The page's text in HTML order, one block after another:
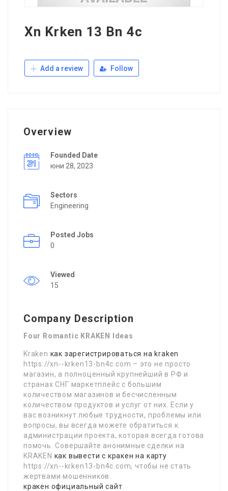
Xn Krken 13 Bn 4c
Add a review Follow
Overview
Founded Date
юни 28, 2023
Sectors
Engineering
Posted Jobs
0
Viewed
15
Company Description
Four Romantic KRAKEN Ideas
Kraken как зарегистрироваться на kraken
https://xn--krken13-bn4c.com – это не просто
магазин, а полноценный крупнейший в РФ и
странах СНГ маркетплейс с большим
количеством магазинов и бесчисленным
количеством продуктов и услуг от них. Если у
вас возникнут любые трудности, проблемы или
вопросы, вы всегда можете обратиться к
администрации проекта, которая всегда готова
помочь. Совершайте анонимные сделки на
KRAKEN как вывести с кракен на карту
https://xn--krken13-bn4c.com, чтобы не стать
жертвами мошенников.
кракен официальный сайт